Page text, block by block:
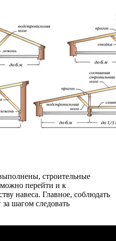
строительные
перейти и к
навеса. Главное, соблюдать
шагом следовать